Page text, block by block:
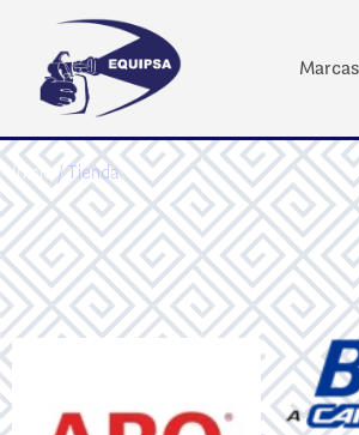
Marcas
Inicio/ Tienda